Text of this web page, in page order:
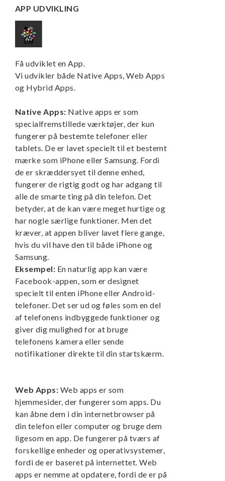
APP UDVIKLING
Få udviklet en App.
Vi udvikler både Native Apps, Web Apps
og Hybrid Apps.
Native Apps: Native apps er som
specialfremstillede værktøjer, der kun
fungerer på bestemte telefoner eller
tablets. De er lavet specielt til et bestemt
mærke som iPhone eller Samsung. Fordi
de er skræddersyet til denne enhed,
fungerer de rigtig godt og har adgang til
alle de smarte ting på din telefon. Det
betyder, at de kan være meget hurtige og
har nogle særlige funktioner. Men det
kræver, at appen bliver lavet flere gange,
hvis du vil have den til både iPhone og
Samsung.
Eksempel: En naturlig app kan være
Facebook-appen, som er designet
specielt til enten iPhone eller Android-
telefoner. Det ser ud og føles som en del
af telefonens indbyggede funktioner og
giver dig mulighed for at bruge
telefonens kamera eller sende
notifikationer direkte til din startskærm.
Web Apps: Web apps er som
hjemmesider, der fungerer som apps. Du
kan åbne dem i din internetbrowser på
din telefon eller computer og bruge dem
ligesom en app. De fungerer på tværs af
forskellige enheder og operativsystemer,
fordi de er baseret på internettet. Web
apps er nemme at opdatere, fordi de er på